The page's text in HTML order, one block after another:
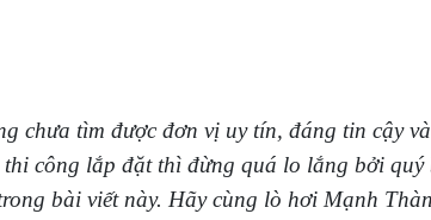
chưa tìm được đơn vị uy tín, đáng tin cậy và
công lắp đặt thì đừng quá lo lắng bởi quý
bài viết này. Hãy cùng lò hơi Mạnh